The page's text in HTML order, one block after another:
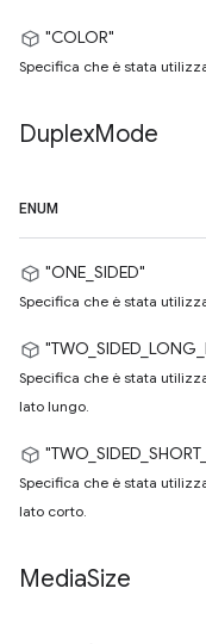
"COLOR"
Specifica che è stata
DuplexMode
ENUM
"ONE_SIDED"
Specifica che è stata
Specifica che è stata
lato lungo.
Specifica che è stata
lato corto.
MediaSize